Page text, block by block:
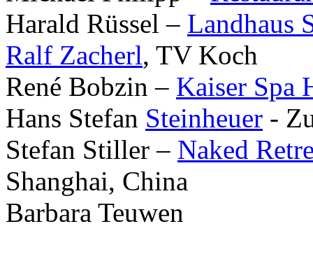
Harald Rüssel – Landhaus
Ralf Zacherl, TV Koch
René Bobzin – Kaiser Spa
Hans Stefan Steinheuer -
Stefan Stiller – Naked
Shanghai, China
Barbara Teuwen